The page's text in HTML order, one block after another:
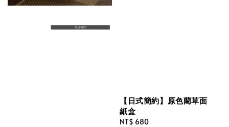
【日式簡約】原色藺草面
紙盒
Regular
NT$ 680